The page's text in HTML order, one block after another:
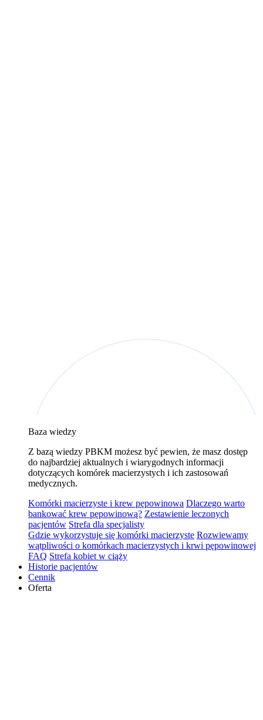
Baza wiedzy
Z bazą wiedzy PBKM możesz być pewien, że masz dostęp
do najbardziej aktualnych i wiarygodnych informacji
dotyczących komórek macierzystych i ich zastosowań
medycznych.
Komórki macierzyste i krew pępowinowa Dlaczego warto
bankować krew pępowinową? Zestawienie leczonych
pacjentów Strefa dla specjalisty
Gdzie wykorzystuje się komórki macierzyste Rozwiewamy
wątpliwości o komórkach macierzystych i krwi pępowinowej
FAQ Strefa kobiet w ciąży
Historie pacjentów
Cennik
Oferta